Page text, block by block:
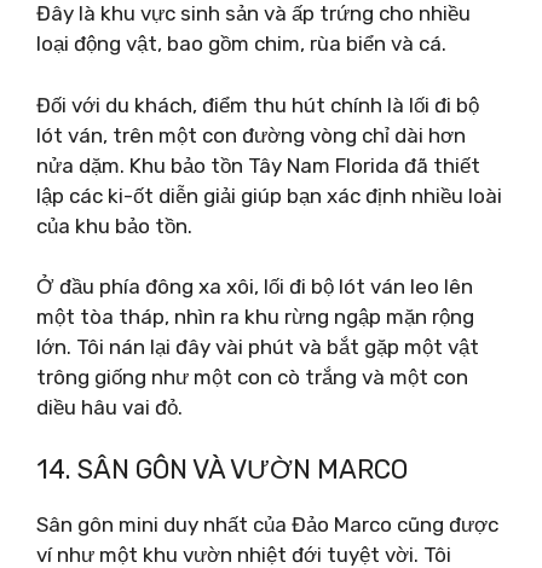
Đây là khu vực sinh sản và ấp trứng cho nhiều
loại động vật, bao gồm chim, rùa biển và cá.
Đối với du khách, điểm thu hút chính là lối đi bộ
lót ván, trên một con đường vòng chỉ dài hơn
nửa dặm. Khu bảo tồn Tây Nam Florida đã thiết
lập các ki-ốt diễn giải giúp bạn xác định nhiều loài
của khu bảo tồn.
Ở đầu phía đông xa xôi, lối đi bộ lót ván leo lên
một tòa tháp, nhìn ra khu rừng ngập mặn rộng
lớn. Tôi nán lại đây vài phút và bắt gặp một vật
trông giống như một con cò trắng và một con
diều hâu vai đỏ.
14. SÂN GÔN VÀ VƯỜN MARCO
Sân gôn mini duy nhất của Đảo Marco cũng được
ví như một khu vườn nhiệt đới tuyệt vời. Tôi